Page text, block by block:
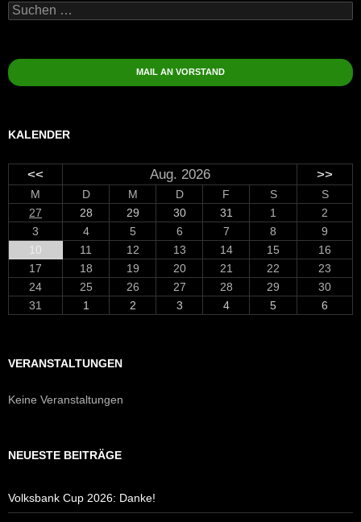
Suchen
nach:
MAIL AN VORSTAND
KALENDER
<< Aug. 2026 >>
M D M D F S
S
27
28 29 30 31 1
2
3
4 5 6 7 8
9
10
11 12 13 14 15
16
17
18 19 20 21 22
23
24
25 26 27 28 29
30
31
1 2 3 4 5 6
VERANSTALTUNGEN
Keine Veranstaltungen
NEUESTE BEITRÄGE
Volksbank Cup 2026: Danke!